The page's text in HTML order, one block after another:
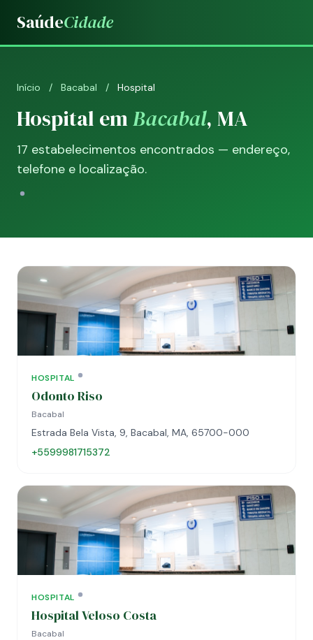
SaúdeCidade
Início / Bacabal / Hospital
Hospital emBacabal, MA
17 estabelecimentos encontrados — endereço,
telefone e localização.
HOSPITAL
Odonto Riso
Bacabal
Estrada Bela Vista, 9, Bacabal, MA, 65700-000
+5599981715372
HOSPITAL
Hospital Veloso Costa
Bacabal